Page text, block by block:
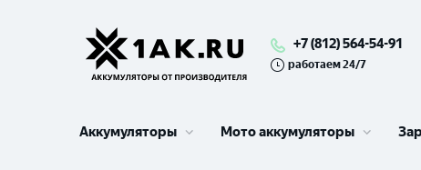
+7 (812) 564-54-91
работаем 24/7
Аккумуляторы Мото аккумуляторы